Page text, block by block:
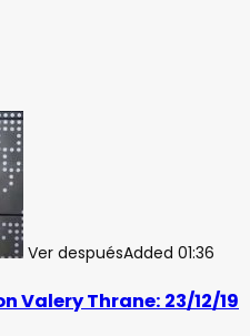
Ver despuésAdded 01:36
Valery Thrane: 23/12/19